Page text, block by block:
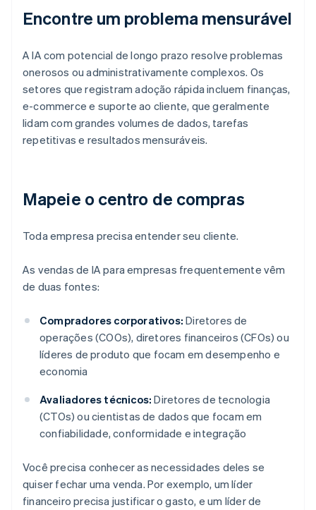
Encontre um problema mensurável
A IA com potencial de longo prazo resolve problemas
onerosos ou administrativamente complexos. Os
setores que registram adoção rápida incluem finanças,
e-commerce e suporte ao cliente, que geralmente
lidam com grandes volumes de dados, tarefas
repetitivas e resultados mensuráveis.
Mapeie o centro de compras
Toda empresa precisa entender seu cliente.
As vendas de IA para empresas frequentemente vêm
de duas fontes:
Compradores corporativos: Diretores de
operações (COOs), diretores financeiros (CFOs) ou
líderes de produto que focam em desempenho e
economia
Avaliadores técnicos: Diretores de tecnologia
(CTOs) ou cientistas de dados que focam em
confiabilidade, conformidade e integração
Você precisa conhecer as necessidades deles se
quiser fechar uma venda. Por exemplo, um líder
financeiro precisa justificar o gasto, e um líder de